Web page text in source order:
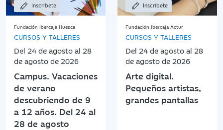
Inscríbete
Fundación Ibercaja Huesca
CURSOS Y TALLERES
Del 24 de agosto al 28
de agosto de 2026
Campus. Vacaciones
de verano
descubriendo de 9
a 12 años. Del 24 al
28 de agosto
Inscríbete
Fundación Ibercaja Actur
CURSOS Y TALLERES
Del 24 de agosto al 28
de agosto de 2026
Arte digital.
Pequeños artistas,
grandes pantallas